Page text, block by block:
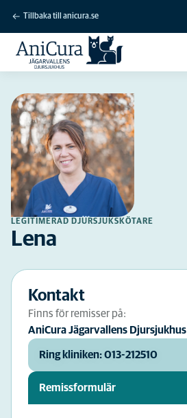
Tillbaka till anicura.se
LEGITIMERAD DJURSJUKSKÖTARE
Lena
Kontakt
Finns för remisser på:
AniCura Jägarvallens Djursjukhus
Ring kliniken: 013-212510
Remissformulär